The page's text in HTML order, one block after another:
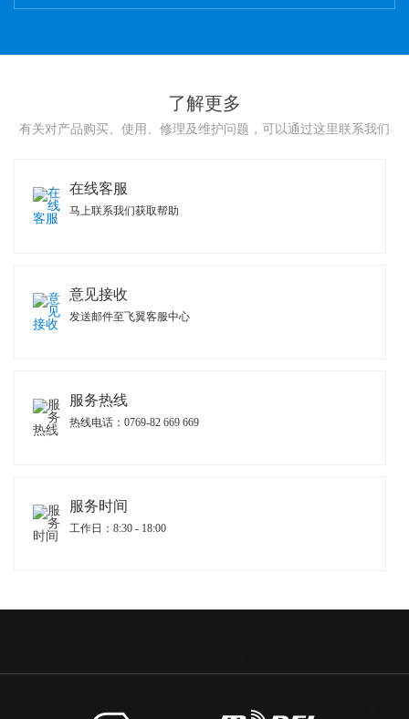
了解更多
有关对产品购买、使用、修理及维护问题，可以通过这里联系我们
在线客服
马上联系我们获取帮助
意见接收
发送邮件至飞翼客服中心
服务热线
热线电话：0769-82 669 669
服务时间
工作日：8:30 - 18:00